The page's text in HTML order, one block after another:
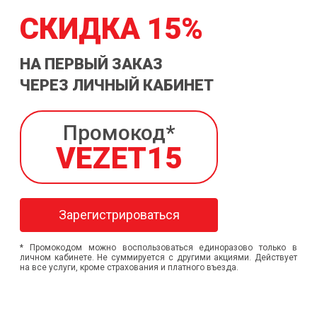
СКИДКА 15%
НА ПЕРВЫЙ ЗАКАЗ
ЧЕРЕЗ ЛИЧНЫЙ КАБИНЕТ
Промокод*
VEZET15
Зарегистрироваться
* Промокодом можно воспользоваться единоразово только в
личном кабинете. Не суммируется с другими акциями. Действует
на все услуги, кроме страхования и платного въезда.